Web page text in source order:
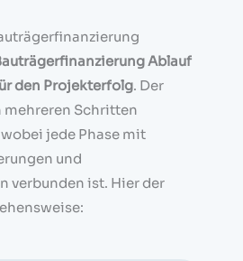
Ablauf
den Projekterfolg. Der
mehreren Schritten
jede Phase mit
und
verbunden ist. Hier der